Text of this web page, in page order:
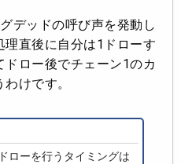
デッドの呼び声を発動し
直後に自分は1ドローす
ロー後でチェーン1のカ
けです。
ローを行うタイミングは